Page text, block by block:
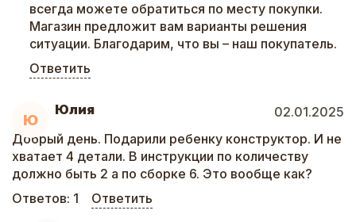
всегда можете обратиться по месту покупки.
Магазин предложит вам варианты решения
ситуации. Благодарим, что вы – наш покупатель.
Ответить
Ю
Юлия
02.01.2025
Добрый день. Подарили ребенку конструктор. И не
хватает 4 детали. В инструкции по количеству
должно быть 2 а по сборке 6. Это вообще как?
Ответов: 1 Ответить